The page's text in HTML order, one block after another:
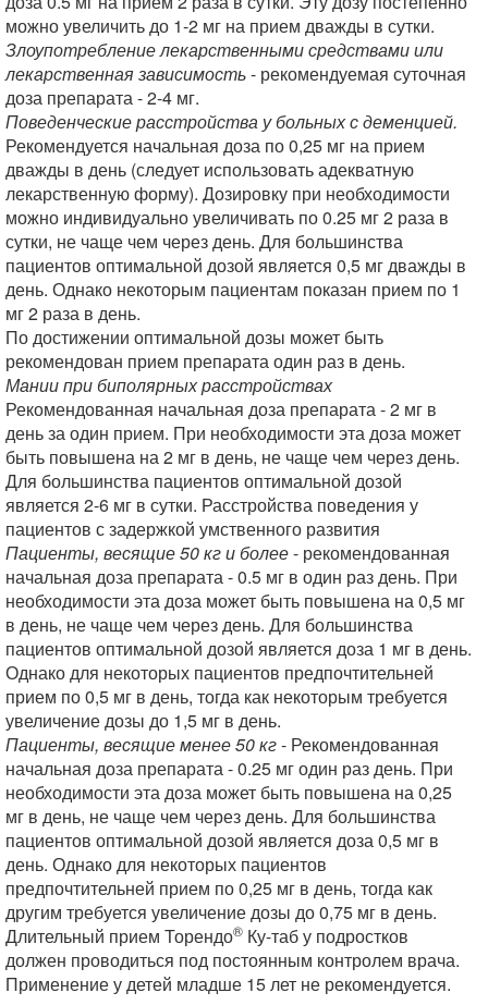
можно увеличить до 1-2 мг на прием дважды в сутки.
Злоупотребление лекарственными средствами или
лекарственная зависимость- рекомендуемая суточная
доза препарата - 2-4 мг.
Поведенческие расстройства у больных с деменцией.
Рекомендуется начальная доза по 0,25 мг на прием
дважды в день (следует использовать адекватную
лекарственную форму). Дозировку при необходимости
можно индивидуально увеличивать по 0.25 мг 2 раза в
сутки, не чаще чем через день. Для большинства
пациентов оптимальной дозой является 0,5 мг дважды в
день. Однако некоторым пациентам показан прием по 1
мг 2 раза в день.
По достижении оптимальной дозы может быть
рекомендован прием препарата один раз в день.
Мании при биполярных расстройствах
Рекомендованная начальная доза препарата - 2 мг в
день за один прием. При необходимости эта доза может
быть повышена на 2 мг в день, не чаще чем через день.
Для большинства пациентов оптимальной дозой
является 2-6 мг в сутки. Расстройства поведения у
пациентов с задержкой умственного развития
Пациенты, весящие 50 кг и более- рекомендованная
начальная доза препарата - 0.5 мг в один раз день. При
необходимости эта доза может быть повышена на 0,5 мг
в день, не чаще чем через день. Для большинства
пациентов оптимальной дозой является доза 1 мг в день.
Однако для некоторых пациентов предпочтительней
прием по 0,5 мг в день, тогда как некоторым требуется
увеличение дозы до 1,5 мг в день.
Пациенты, весящие менее 50 кг- Рекомендованная
начальная доза препарата - 0.25 мг один раз день. При
необходимости эта доза может быть повышена на 0,25
мг в день, не чаще чем через день. Для большинства
пациентов оптимальной дозой является доза 0,5 мг в
день. Однако для некоторых пациентов
предпочтительней прием по 0,25 мг в день, тогда как
другим требуется увеличение дозы до 0,75 мг в день.
Длительный прием Торендо® Ку-таб у подростков
должен проводиться под постоянным контролем врача.
Применение у детей младше 15 лет не рекомендуется.